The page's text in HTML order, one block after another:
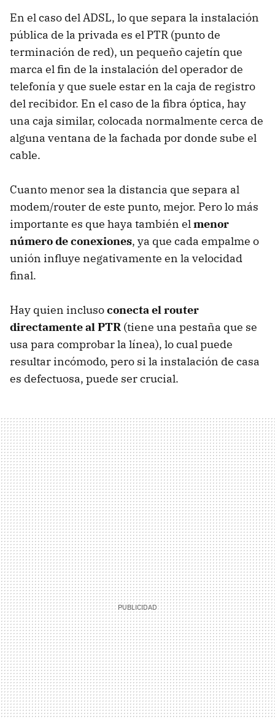
En el caso del ADSL, lo que separa la instalación
pública de la privada es el PTR (punto de
terminación de red), un pequeño cajetín que
marca el fin de la instalación del operador de
telefonía y que suele estar en la caja de registro
del recibidor. En el caso de la fibra óptica, hay
una caja similar, colocada normalmente cerca de
alguna ventana de la fachada por donde sube el
cable.
Cuanto menor sea la distancia que separa al
modem/router de este punto, mejor. Pero lo más
importante es que haya también elmenor
número de conexiones, ya que cada empalme o
unión influye negativamente en la velocidad
final.
Hay quien inclusoconecta el router
directamente al PTR (tiene una pestaña que se
usa para comprobar la línea), lo cual puede
resultar incómodo, pero si la instalación de casa
es defectuosa, puede ser crucial.